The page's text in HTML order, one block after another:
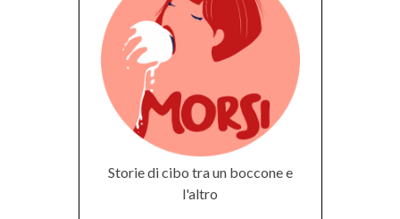
Storie di cibo tra un boccone e
l'altro